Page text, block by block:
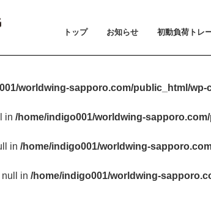
トップ お知らせ
お知らせ
メディア掲載
初動負荷トレ
初動負荷トレ
小山 裕史博士
BeMoLo®シ
worldwing-sapporo.com/public_html/
in /home/indigo001/worldwing-
in /home/indigo001/worldwing-
null in /home/indigo001/worldwing-